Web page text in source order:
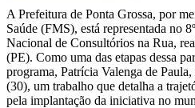
A Prefeitura de Ponta Grossa, por
Saúde (FMS), está representada no
Nacional de Consultórios na Rua,
(PE). Como uma das etapas dessa
programa, Patrícia Valenga de
(30), um trabalho que detalha a
pela implantação da iniciativa no